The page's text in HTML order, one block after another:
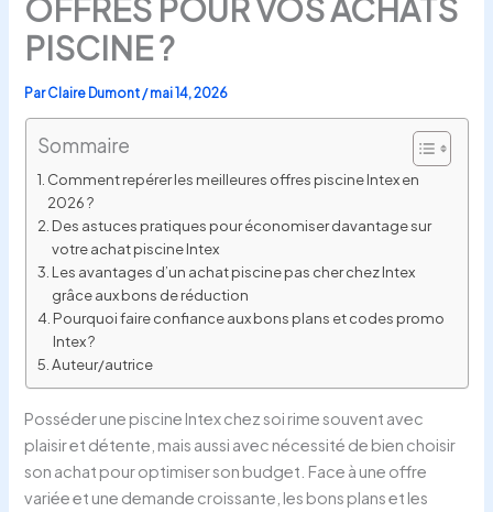
OFFRES POUR VOS ACHATS
PISCINE ?
ParClaire Dumont /mai 14, 2026
Sommaire
Comment repérer les meilleures offres piscine Intex en
2026 ?
Des astuces pratiques pour économiser davantage sur
votre achat piscine Intex
Les avantages d’un achat piscine pas cher chez Intex
grâce aux bons de réduction
Pourquoi faire confiance aux bons plans et codes promo
Intex ?
Auteur/autrice
Posséder une piscine Intex chez soi rime souvent avec
plaisir et détente, mais aussi avec nécessité de bien choisir
son achat pour optimiser son budget. Face à une offre
variée et une demande croissante, les bons plans et les